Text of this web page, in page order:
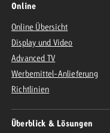
Online
Online Übersicht
Display und Video
Advanced TV
Werbemittel-Anlieferung
Richtlinien
Überblick & Lösungen